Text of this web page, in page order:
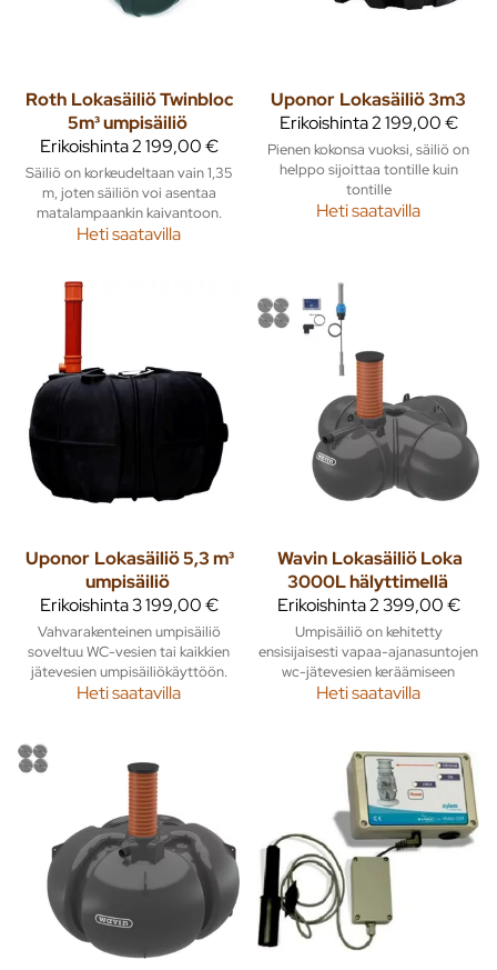
Roth Lokasäiliö Twinbloc
5m³ umpisäiliö
Erikoishinta2 199,00 €
Säiliö on korkeudeltaan vain 1,35
m, joten säiliön voi asentaa
matalampaankin kaivantoon.
Heti saatavilla
Uponor Lokasäiliö 3m3
Erikoishinta2 199,00 €
Pienen kokonsa vuoksi, säiliö on
helppo sijoittaa tontille kuin
tontille
Heti saatavilla
Uponor Lokasäiliö 5,3 m³
umpisäiliö
Erikoishinta3 199,00 €
Vahvarakenteinen umpisäiliö
soveltuu WC-vesien tai kaikkien
jätevesien umpisäiliökäyttöön.
Heti saatavilla
Wavin Lokasäiliö Loka
3000L hälyttimellä
Erikoishinta2 399,00 €
Umpisäiliö on kehitetty
ensisijaisesti vapaa-ajanasuntojen
wc-jätevesien keräämiseen
Heti saatavilla